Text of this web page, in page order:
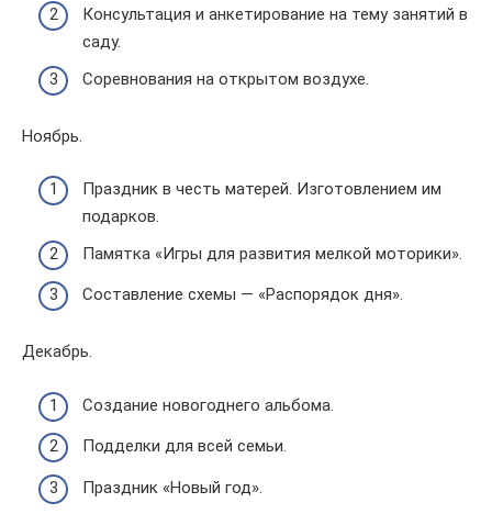
Консультация и анкетирование на тему занятий в
саду.
Соревнования на открытом воздухе.
Ноябрь.
Праздник в честь матерей. Изготовлением им
подарков.
Памятка «Игры для развития мелкой моторики».
Составление схемы — «Распорядок дня».
Декабрь.
Создание новогоднего альбома.
Подделки для всей семьи.
Праздник «Новый год».